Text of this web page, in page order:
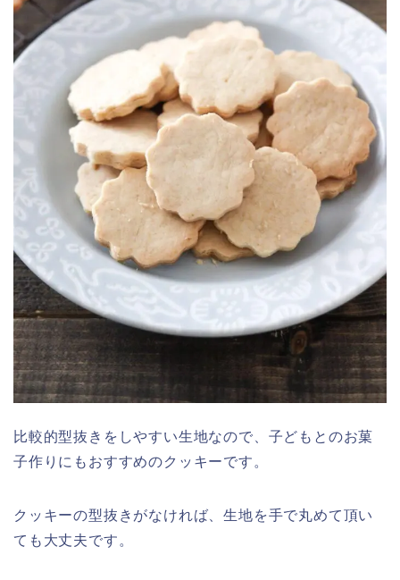
比較的型抜きをしやすい生地なので、子どもとのお菓
子作りにもおすすめのクッキーです。
クッキーの型抜きがなければ、生地を手で丸めて頂い
ても大丈夫です。